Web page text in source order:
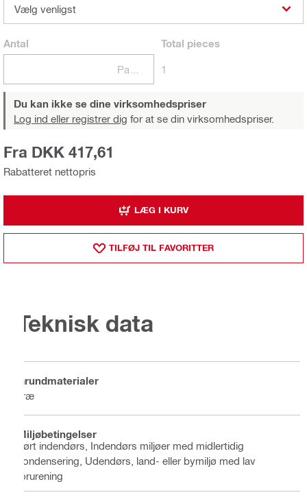
Vælg venligst
Antal Total pieces
1
Du kan ikke se dine virksomhedspriser
Log ind eller registrer dig for at se din virksomhedspriser.
Rabatteret nettopris
Fra DKK 417,61
LÆG I KURV
TILFØJ TIL FAVORITTER
Teknisk data
Grundmaterialer
Træ
Miljøbetingelser
Tørt indendørs, Indendørs miljøer med midlertidig
kondensering, Udendørs, land- eller bymiljø med lav
forurening